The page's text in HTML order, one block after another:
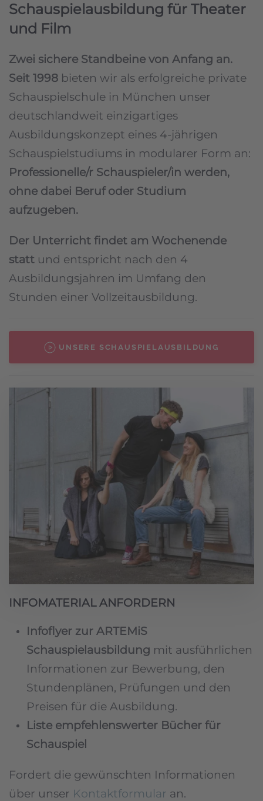
Schauspielausbildung für Theater
und Film
Zwei sichere Standbeine von Anfang an.
Seit 1998 bieten wir als erfolgreiche private
Schauspielschule in München unser
deutschlandweit einzigartiges
Ausbildungskonzept eines 4-jährigen
Schauspielstudiums in modularer Form an:
Professionelle/r Schauspieler/in werden,
ohne dabei Beruf oder Studium
aufzugeben.
Der Unterricht findet am Wochenende
statt und entspricht nach den 4
Ausbildungsjahren im Umfang den
Stunden einer Vollzeitausbildung.
UNSERE SCHAUSPIELAUSBILDUNG
INFOMATERIAL ANFORDERN
Infoflyer zur ARTEMiS
Schauspielausbildung mit ausführlichen
Informationen zur Bewerbung, den
Stundenplänen, Prüfungen und den
Preisen für die Ausbildung.
Liste empfehlenswerter Bücher für
Schauspiel
Fordert die gewünschten Informationen
über unser Kontaktformular an.